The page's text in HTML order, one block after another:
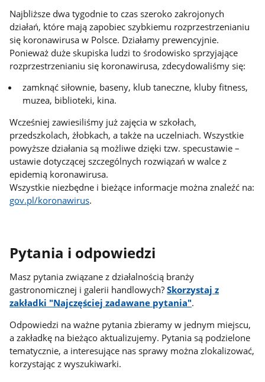
Najbliższe dwa tygodnie to czas szeroko zakrojonych
działań, które mają zapobiec szybkiemu rozprzestrzenianiu
się koronawirusa w Polsce. Działamy prewencyjnie.
Ponieważ duże skupiska ludzi to środowisko sprzyjające
rozprzestrzenianiu się koronawirusa, zdecydowaliśmy się:
zamknąć siłownie, baseny, klub taneczne, kluby fitness,
muzea, biblioteki, kina.
Wcześniej zawiesiliśmy już zajęcia w szkołach,
przedszkolach, żłobkach, a także na uczelniach. Wszystkie
powyższe działania są możliwe dzięki tzw. specustawie –
ustawie dotyczącej szczególnych rozwiązań w walce z
epidemią koronawirusa.
Wszystkie niezbędne i bieżące informacje można znaleźć na:
gov.pl/koronawirus.
Pytania i odpowiedzi
Masz pytania związane z działalnością branży
gastronomicznej i galerii handlowych?Skorzystaj z
zakładki "Najczęściej zadawane pytania".
Odpowiedzi na ważne pytania zbieramy w jednym miejscu,
a zakładkę na bieżąco aktualizujemy. Pytania są podzielone
tematycznie, a interesujące nas sprawy można zlokalizować,
korzystając z wyszukiwarki.